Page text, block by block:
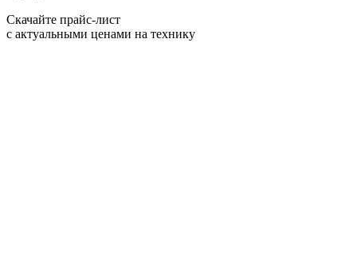
Скачайте прайс-лист
с актуальными ценами на технику